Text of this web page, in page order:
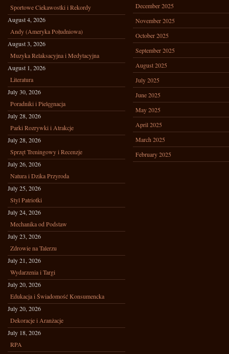
Sportowe Ciekawostki i Rekordy
August 4, 2026
Andy (Ameryka Południowa)
August 3, 2026
Muzyka Relaksacyjna i Medytacyjna
August 1, 2026
Literatura
July 30, 2026
Poradniki i Pielęgnacja
July 28, 2026
Parki Rozrywki i Atrakcje
July 28, 2026
Sprzęt Treningowy i Recenzje
July 26, 2026
Natura i Dzika Przyroda
July 25, 2026
Styl Patriotki
July 24, 2026
Mechanika od Podstaw
July 23, 2026
Zdrowie na Talerzu
July 21, 2026
Wydarzenia i Targi
July 20, 2026
Edukacja i Świadomość Konsumencka
July 20, 2026
Dekoracje i Aranżacje
July 18, 2026
RPA
December 2025
November 2025
October 2025
September 2025
August 2025
July 2025
June 2025
May 2025
April 2025
March 2025
February 2025